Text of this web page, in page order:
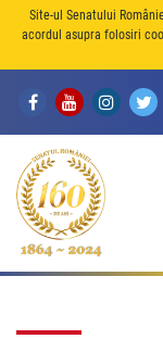
Site-ul Senatului
acordul asupra folosiri